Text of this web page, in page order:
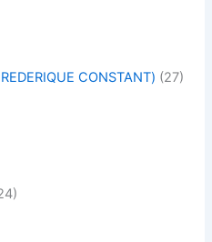
CONSTANT) (27)